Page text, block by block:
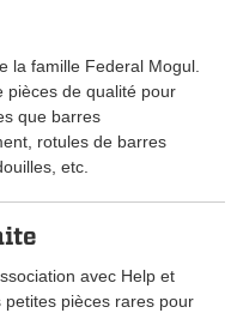
la famille Federal Mogul.
pièces de qualité pour
que barres
rotules de barres
etc.
avec Help et
petites pièces rares pour